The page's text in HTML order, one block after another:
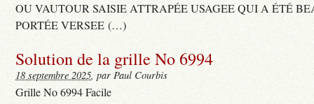
OU VAUTOUR SAISIE ATTRAPÉE USAGEE QUI A ÉTÉ
PORTÉE VERSEE (…)
Solution de la grille No 6994
18 septembre 2025, par Paul Courbis
Grille No 6994 Facile